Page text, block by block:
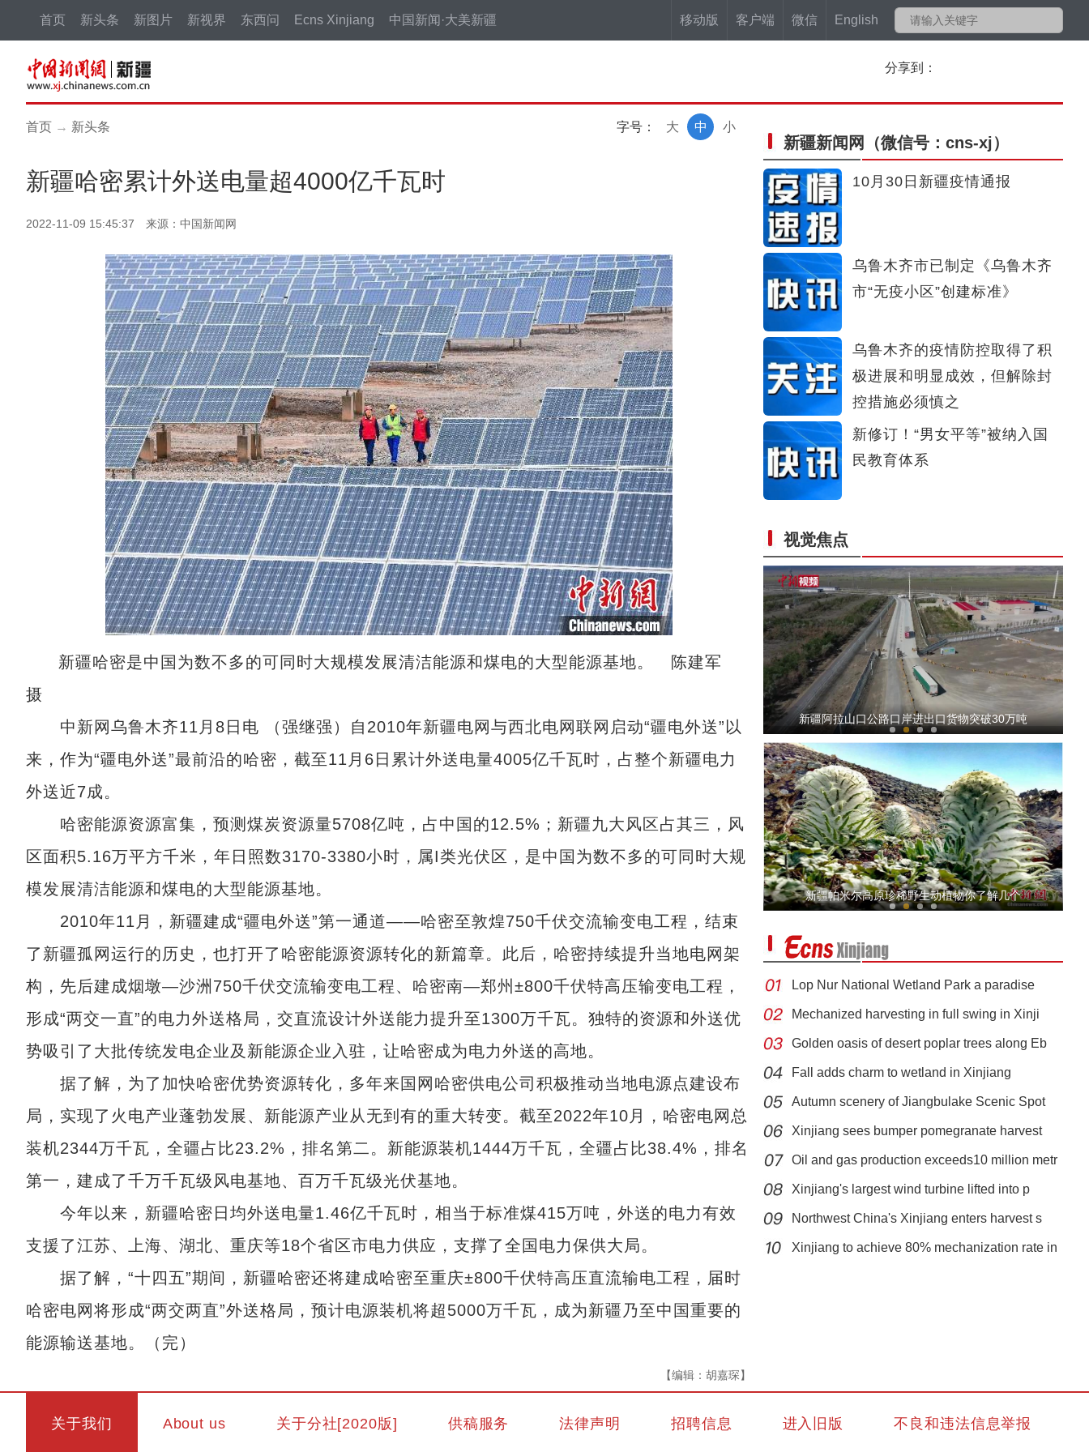
移动版 客户端 微信 English
首页 新头条 新图片 新视界 东西问 Ecns Xinjiang 中国新闻·大美新疆
分享到：
首页 → 新头条 字号： 小
中
大
新疆哈密累计外送电量超4000亿千瓦时
2022-11-09 15:45:37 来源：中国新闻网
新疆哈密是中国为数不多的可同时大规模发展清洁能源和煤电的大型能源基地。 陈建军
摄
中新网乌鲁木齐11月8日电 （强继强）自2010年新疆电网与西北电网联网启动“疆电外送”以
来，作为“疆电外送”最前沿的哈密，截至11月6日累计外送电量4005亿千瓦时，占整个新疆电力
外送近7成。
哈密能源资源富集，预测煤炭资源量5708亿吨，占中国的12.5%；新疆九大风区占其三，风
区面积5.16万平方千米，年日照数3170-3380小时，属I类光伏区，是中国为数不多的可同时大规
模发展清洁能源和煤电的大型能源基地。
2010年11月，新疆建成“疆电外送”第一通道——哈密至敦煌750千伏交流输变电工程，结束
了新疆孤网运行的历史，也打开了哈密能源资源转化的新篇章。此后，哈密持续提升当地电网架
构，先后建成烟墩—沙洲750千伏交流输变电工程、哈密南—郑州±800千伏特高压输变电工程，
形成“两交一直”的电力外送格局，交直流设计外送能力提升至1300万千瓦。独特的资源和外送优
势吸引了大批传统发电企业及新能源企业入驻，让哈密成为电力外送的高地。
据了解，为了加快哈密优势资源转化，多年来国网哈密供电公司积极推动当地电源点建设布
局，实现了火电产业蓬勃发展、新能源产业从无到有的重大转变。截至2022年10月，哈密电网总
装机2344万千瓦，全疆占比23.2%，排名第二。新能源装机1444万千瓦，全疆占比38.4%，排名
第一，建成了千万千瓦级风电基地、百万千瓦级光伏基地。
今年以来，新疆哈密日均外送电量1.46亿千瓦时，相当于标准煤415万吨，外送的电力有效
支援了江苏、上海、湖北、重庆等18个省区市电力供应，支撑了全国电力保供大局。
据了解，“十四五”期间，新疆哈密还将建成哈密至重庆±800千伏特高压直流输电工程，届时
哈密电网将形成“两交两直”外送格局，预计电源装机将超5000万千瓦，成为新疆乃至中国重要的
能源输送基地。（完）
【编辑：胡嘉琛】
新疆新闻网 （微信号：cns-xj）
10月30日新疆疫情通报
乌鲁木齐市已制定《乌鲁木齐
市“无疫小区”创建标准》
乌鲁木齐的疫情防控取得了积
极进展和明显成效，但解除封
控措施必须慎之
新修订！“男女平等”被纳入国
民教育体系
视觉焦点
有幸！我是记者 让脚下泥土变为笔尖芬芳！
吉木乃县庆祝第二十三个中国记者节——脚上
新疆阿拉山口公路口岸进出口货物突破30万吨
阿克苏地区公安局庆祝中国记者节宣传片《平
吉木乃县庆祝第二十三个中国记者节——脚上
新疆帕米尔高原珍稀野生动植物你了解几个
Lop Nur National Wetland Park a paradise
Mechanized harvesting in full swing in Xinji
Golden oasis of desert poplar trees along Eb
Fall adds charm to wetland in Xinjiang
Autumn scenery of Jiangbulake Scenic Spot
Xinjiang sees bumper pomegranate harvest
Oil and gas production exceeds10 million metr
Xinjiang's largest wind turbine lifted into p
Northwest China's Xinjiang enters harvest s
Xinjiang to achieve 80% mechanization rate in
关于我们 About us 关于分社[2020版] 供稿服务 法律声明 招聘信息 进入旧版 不良和违法信息举报